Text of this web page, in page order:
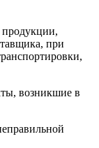
продукции,
при
возникшие в